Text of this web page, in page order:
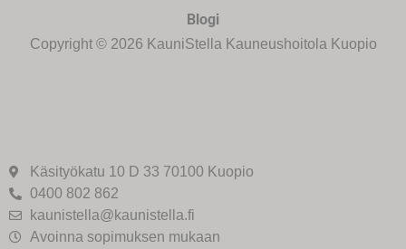
Blogi
Copyright © 2026 KauniStella Kauneushoitola Kuopio
Käsityökatu 10 D 33 70100 Kuopio
0400 802 862
kaunistella@kaunistella.fi
Avoinna sopimuksen mukaan